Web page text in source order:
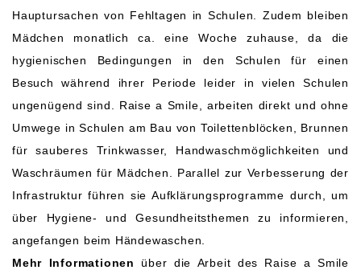
Hauptursachen von Fehltagen in Schulen. Zudem bleiben
Mädchen monatlich ca. eine Woche zuhause, da die
hygienischen Bedingungen in den Schulen für einen
Besuch während ihrer Periode leider in vielen Schulen
ungenügend sind. Raise a Smile, arbeiten direkt und ohne
Umwege in Schulen am Bau von Toilettenblöcken, Brunnen
für sauberes Trinkwasser, Handwaschmöglichkeiten und
Waschräumen für Mädchen. Parallel zur Verbesserung der
Infrastruktur führen sie Aufklärungsprogramme durch, um
über Hygiene- und Gesundheitsthemen zu informieren,
angefangen beim Händewaschen.
Mehr Informationen
über die Arbeit des Raise a Smile